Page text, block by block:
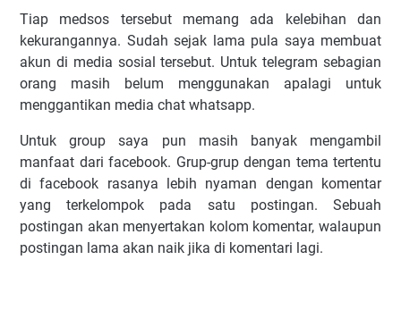
Tiap medsos tersebut memang ada kelebihan dan
kekurangannya. Sudah sejak lama pula saya membuat
akun di media sosial tersebut. Untuk telegram sebagian
orang masih belum menggunakan apalagi untuk
menggantikan media chat whatsapp.
Untuk group saya pun masih banyak mengambil
manfaat dari facebook. Grup-grup dengan tema tertentu
di facebook rasanya lebih nyaman dengan komentar
yang terkelompok pada satu postingan. Sebuah
postingan akan menyertakan kolom komentar, walaupun
postingan lama akan naik jika di komentari lagi.